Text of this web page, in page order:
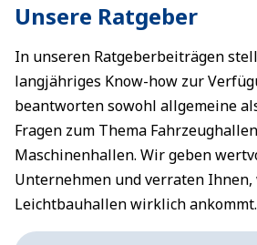
Unsere Ratgeber
In unseren Ratgeberbeiträgen
langjähriges Know-how zur
beantworten sowohl allgemeine
Fragen zum Thema
Maschinenhallen. Wir geben
Unternehmen und verraten Ihnen,
Leichtbauhallen wirklich ankommt.